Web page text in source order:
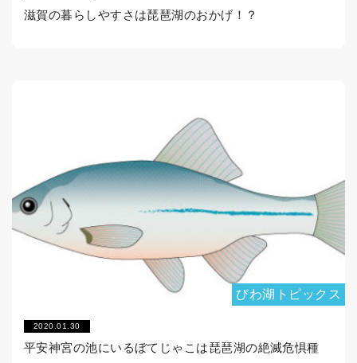
滋賀の暮らしやすさは琵琶湖のおかげ！？
びわ湖トピックス
2020.01.30
平安神宮の池にいるぼてじゃこは琵琶湖の絶滅危惧種